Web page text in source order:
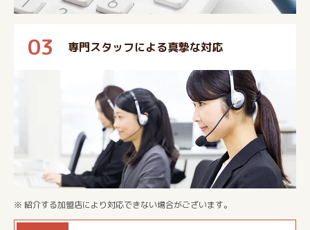
03 専門スタッフによる真摯な対応
※ 紹介する加盟店により対応できない場合がございます。